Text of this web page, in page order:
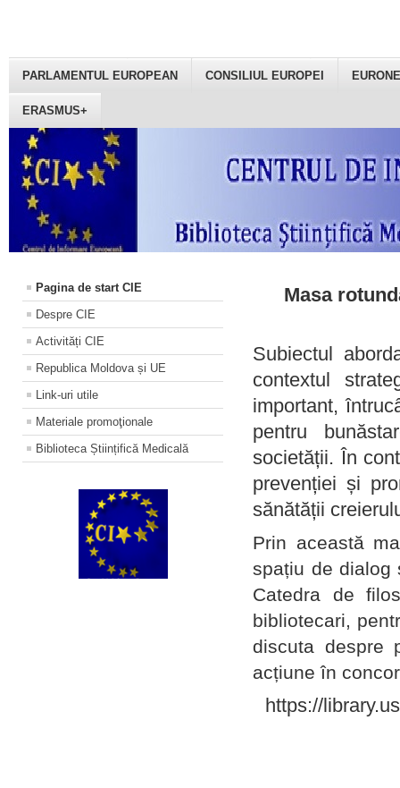
PARLAMENTUL EUROPEAN CONSILIUL EUROPEI
ERASMUS+
Pagina de start CIE
Despre CIE
Activități CIE
Republica Moldova și UE
Link-uri utile
Materiale promoţionale
Biblioteca Științifică Medicală
Masa
Subiectul
contextul
important,
pentru
societății. În
prevenției și
sănătății
Prin această
spațiu de dialog
Catedra de
bibliotecari,
discuta despre
acțiune în
https://